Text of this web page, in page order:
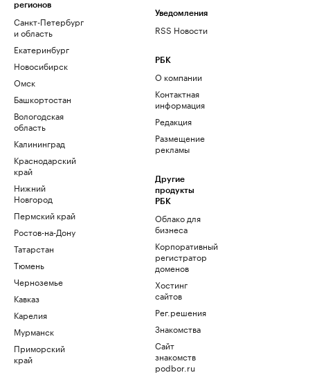
регионов
Санкт-Петербург
и область
Екатеринбург
Новосибирск
Омск
Башкортостан
Вологодская
область
Калининград
Краснодарский
край
Нижний
Новгород
Пермский край
Ростов-на-Дону
Татарстан
Тюмень
Черноземье
Кавказ
Карелия
Мурманск
Приморский
край
Уведомления
RSS Новости
РБК
О компании
Контактная
информация
Редакция
Размещение
рекламы
Другие
продукты
РБК
Облако для
бизнеса
Корпоративный
регистратор
доменов
Хостинг
сайтов
Рег.решения
Знакомства
Сайт
знакомств
podbor.ru